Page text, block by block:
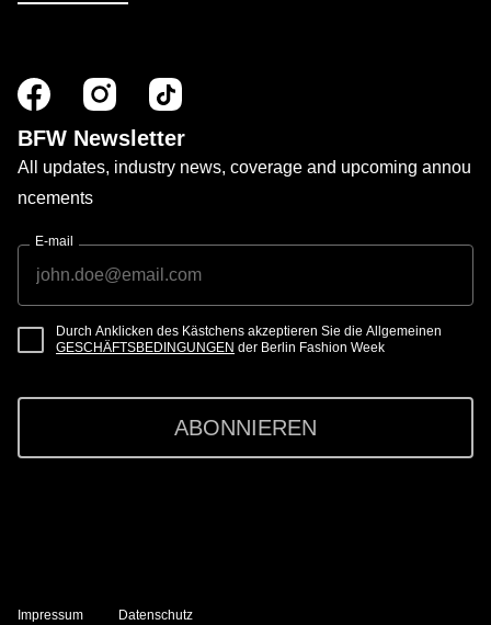
BFW Newsletter
All updates, industry news, coverage and upcoming annou
ncements
E-mail
Durch Anklicken des Kästchens akzeptieren Sie die Allgemeinen
GESCHÄFTSBEDINGUNGEN der Berlin Fashion Week
ABONNIEREN
Impressum Datenschutz